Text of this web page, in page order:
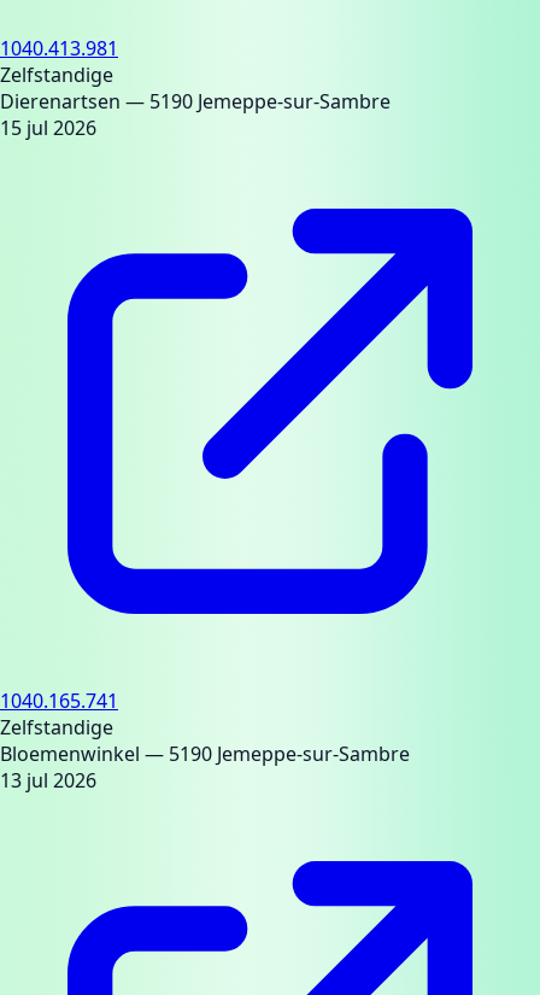
1040.413.981
Zelfstandige
Dierenartsen — 5190 Jemeppe-sur-Sambre
15 jul 2026
1040.165.741
Zelfstandige
Bloemenwinkel — 5190 Jemeppe-sur-Sambre
13 jul 2026